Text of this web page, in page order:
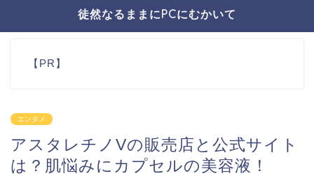
徒然なるままにPCにむかいて
【PR】
エンタメ
アスタレチノVの販売店と公式サイト
は？肌悩みにカプセルの美容液！